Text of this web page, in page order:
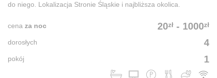
do niego. Lokalizacja Stronie Śląskie i najbliższa okolica.
20zł - 1000zł
cena za noc
4
dorosłych
1
pokój